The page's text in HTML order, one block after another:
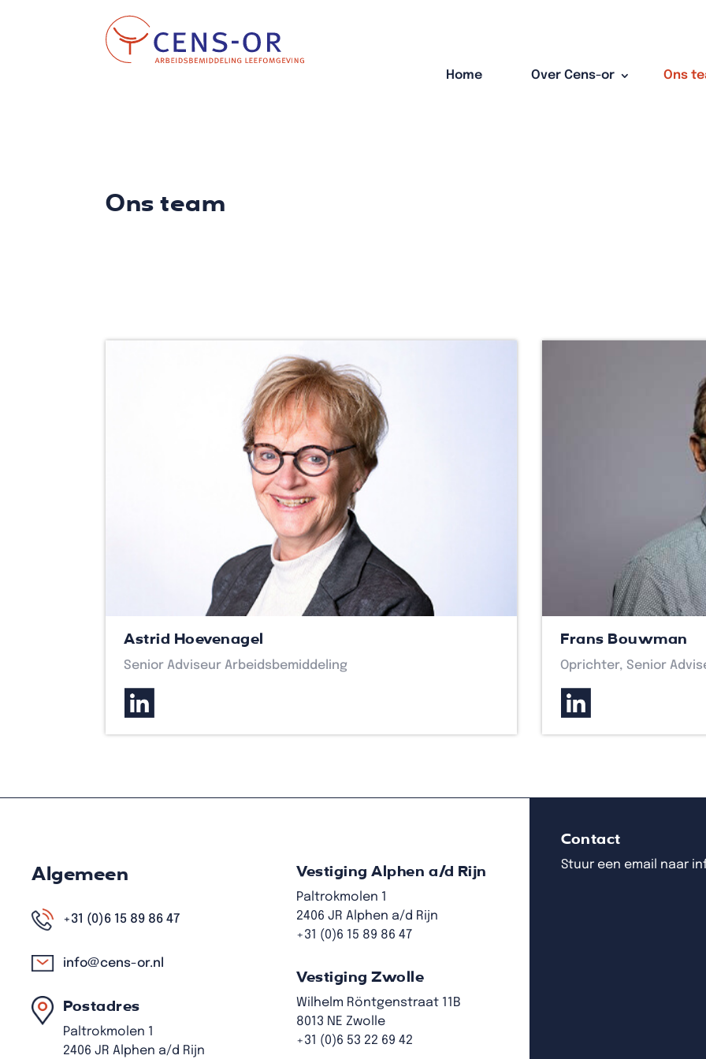
Home Over Cens-or Ons
Ons team
Astrid Hoevenagel
Senior Adviseur Arbeidsbemiddeling
Frans Bouwman
Oprichter, Senior
Algemeen
+31 (0)6 15 89 86 47
info@cens-or.nl
Postadres
Paltrokmolen 1
2406 JR Alphen a/d Rijn
Vestiging Alphen a/d Rijn
Paltrokmolen 1
2406 JR Alphen a/d Rijn
+31 (0)6 15 89 86 47
Vestiging Zwolle
Wilhelm Röntgenstraat 11B
8013 NE Zwolle
+31 (0)6 53 22 69 42
Contact
Stuur een email naar